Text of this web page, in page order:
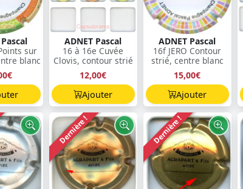
sur
blanc
ADNET Pascal
16 à 16e Cuvée
Clovis, contour strié
12,00€
Ajouter
ADNET Pascal
16f JERO Contour
strié, centre blanc
15,00€
Ajouter
Dernière ! Dernière !